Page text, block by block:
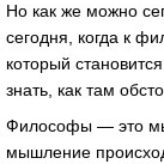
Но как же можно
сегодня, когда к
который
знать, как там
Философы — это
мышление